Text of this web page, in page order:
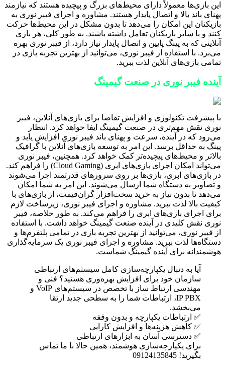
این بازی‌ها معمولاً دارای محیط‌های بزرگ و پیچیده هستند که نیازمند
پهنای باند بالا و اتصال پایدار هستند. مشاوره و اجرای فیبر نوری به
بازیکنان این امکان را می‌دهد تا بدون مشکل در این محیط‌ها حرکت
کنند و با سایر بازیکنان تعامل داشته باشند. به طور کلی، هر بازی
آنلاینی که به پینگ پایین و اتصال پایدار نیاز دارد، از فیبر نوری بهره
می‌برد. با استفاده از فیبر نوری، می‌توانید از بهترین تجربه بازی در
تمامی بازی‌های آنلاین لذت ببرید.
آینده فیبر نوری در صنعت گیمینگ
با پیشرفت تکنولوژی و افزایش تقاضا برای بازی‌های آنلاین، فیبر
نوری نقش مهم‌تری در صنعت گیمینگ ایفا خواهد کرد. انتظار
می‌رود که در آینده، سرعت و پهنای باند فیبر نوری افزایش یابد و
پینگ به حداقل برسد. این امر به توسعه بازی‌های آنلاین با گرافیک
بالاتر و محیط‌های پیچیده‌تر کمک خواهد کرد. همچنین، فیبر نوری
می‌تواند امکان اجرای بازی‌های ابری (Cloud Gaming) را فراهم کند.
در بازی‌های ابری، بازی‌ها بر روی سرورهای قدرتمند اجرا می‌شوند
و تصاویر به دستگاه شما ارسال می‌شوند. این امر به شما امکان
می‌دهد تا بدون نیاز به خرید سخت‌افزار گران‌قیمت، از بازی‌های با
کیفیت بالا لذت ببرید. مشاوره و اجرای فیبر نوری، زیرساخت لازم
برای اجرای بازی‌های ابری را فراهم می‌کند. به طور خلاصه، فیبر
نوری نقش کلیدی در آینده صنعت گیمینگ خواهد داشت. با استفاده
از فیبر نوری، می‌توانید از بهترین تجربه بازی در تمامی پلتفرم‌ها و
دستگاه‌ها لذت ببرید. مشاوره و اجرای فیبر نوری یک سرمایه‌گذاری
هوشمندانه برای آینده گیمینگ شماست.
آیا به دنبال یکپارچه‌سازی کامل سیستم‌های ارتباطی
سازمان خود برای افزایش بهره‌وری هستید؟ فنی و
مهندسی ارتباط ساز با تخصص در سیستم‌های VoIP و
IP PBX، ارتباطات شما را به سطحی جدید ارتقا
می‌بخشد.
✅ ارتباطات یکپارچه و بدون وقفه
✅ کاهش هزینه‌ها و افزایش کارایی
✅ دسترسی آسان به ابزارهای ارتباطی
برای یکپارچه‌سازی هوشمند، همین حالا با ما تماس
بگیرید! 09124135845